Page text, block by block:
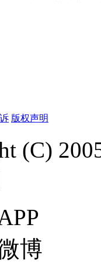
版权声明
(C)
博